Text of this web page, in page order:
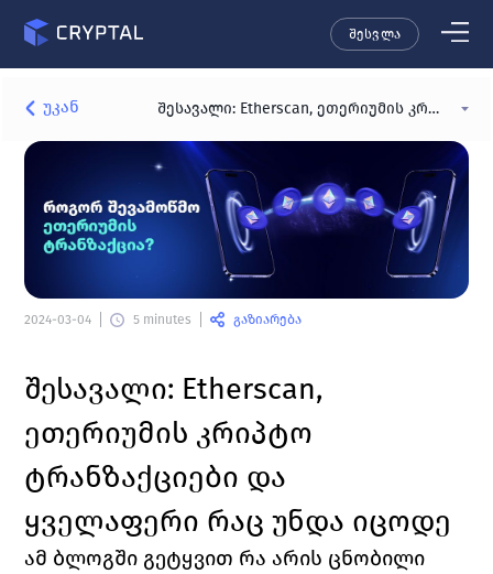
შესვლა
უკან შესავალი: Etherscan, ეთერიუმის კრიპტო ტრანზაქციები და ყველაფერი რაც უნდა იცოდე
2024-03-04 5 minutes გაზიარება
შესავალი:
ეთერიუმის კრიპტო
ტრანზაქციები და
ყველაფერი რაც უნდა იცოდე
ამ ბლოგში გეტყვით რა არის ცნობილი